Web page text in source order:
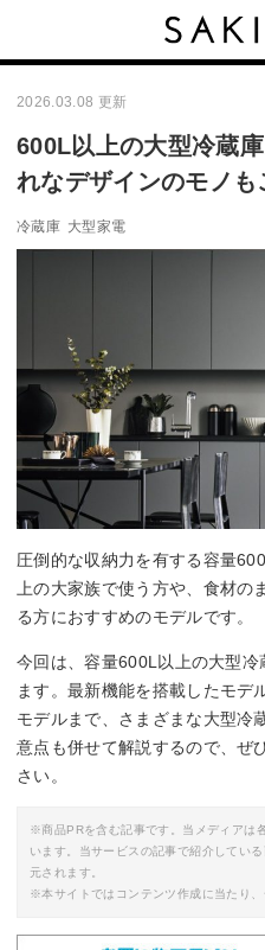
2026.03.08 更新
600L以上の大型冷蔵
れなデザインのモノも
冷蔵庫 大型家電
圧倒的な収納力を有する容量
上の大家族で使う方や、食材
る方におすすめのモデルです。
今回は、容量600L以上の大型
ます。最新機能を搭載したモデ
モデルまで、さまざまな大型冷
意点も併せて解説するので、ぜ
さい。
※商品PRを含む記事です。当メディアは
います。当サービスの記事で紹介してい
元されます。
※本サイトではコンテンツ作成に当たり